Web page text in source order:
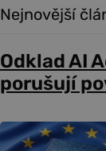
Nejnovější
Odklad AI
porušují